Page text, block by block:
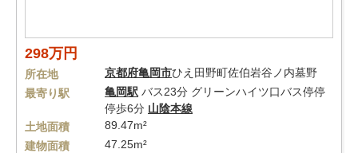
298万円
所在地 京都府亀岡市ひえ田野町佐伯岩谷ノ内墓野
最寄り駅
亀岡駅 バス23分 グリーンハイツ口バス停停
停歩6分 山陰本線
土地面積
89.47m²
建物面積
47.25m²